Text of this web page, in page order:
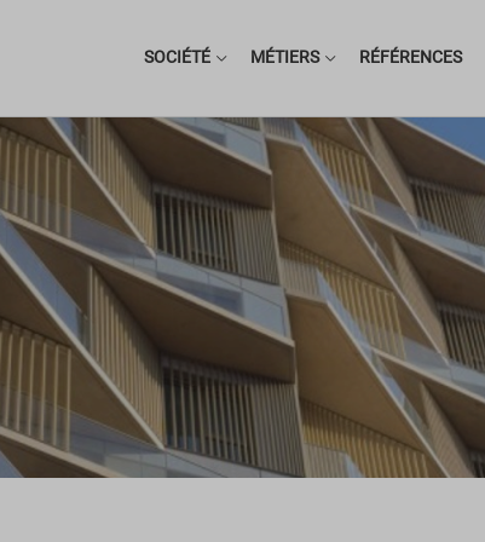
SOCIÉTÉ MÉTIERS RÉFÉRENCES